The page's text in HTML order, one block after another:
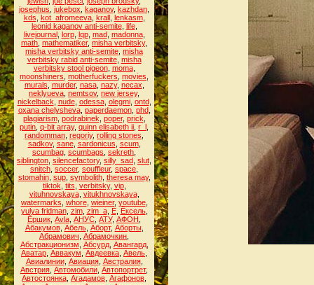
josephus jukebox kaganov, kazhdan
kds kot_afromeeva, krall, lenkasm,
leonid kaganov anti-semite, life,
livejournal, lorp, lqp, mad, madonna,
math mathematiker, misha verbitsky,
misha verbitsky anti-semite misha
verbitsky rabid anti-semite, misha
verbitsky stool pigeon, moma,
moonshiners motherfuckers movies
murals murder, nasa, nazy, necax
neklyueva nemtsov, new jersey,
nickelback nude, odessa, olegmi, ontd,
oxana chelysheva, paperdaemon, phd,
plagiarism, podrabinek poper, prick
putin q-bit array, quinn elisabeth ii r_l
randomman regoriy, rolling stones
sadkov, sane, sardonicus scum,
scumbag scumbags sekreth
siblington silencefactory, silly_sad slut
snitch soccer, souffleur, space
stomahin, sup, symbolith, theresa may,
tiktok tits verbitsky, vip,
vituhnovskaya, vitukhnovskaya,
watermarks whore, wieiner, youtube,
yulya fridman, zim, zim_a, Ё, Ёксель,
Ёршик Аvla АНУС АТУ, АФОН
Абакумов, Абель, Аборт, Аборты,
Абрамович Абрамочкин
Абстракционизм Абсурд, Авангард,
Аватар Аввакум Авдеевка Авель
Авиалинии, Авиация, Австралия,
Австрия Автомобили Автопортрет,
Автостоянка Агадамов Агафонов